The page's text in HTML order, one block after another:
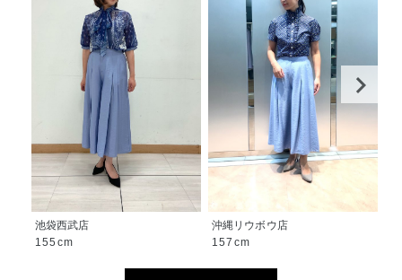
池袋西武店
155cm
沖縄リウボウ店
157cm